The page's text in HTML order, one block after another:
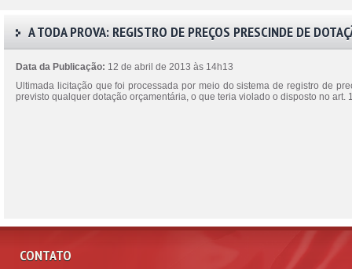
A TODA PROVA: REGISTRO DE PREÇOS PRESCINDE DE
Data da Publicação: 12 de abril de 2013 às 14h13
Ultimada licitação que foi processada por meio do sistema de registro de
previsto qualquer dotação orçamentária, o que teria violado o disposto no
CONTATO